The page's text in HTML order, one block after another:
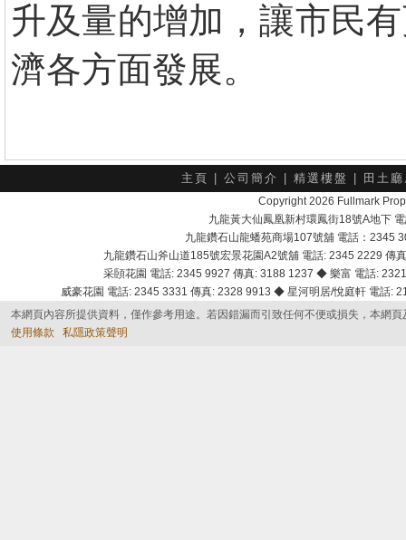
升及量的增加，讓市民
濟各方面發展。
主頁 公司簡介 精選樓盤 田土
Copyright 2026 Fullmark
九龍黃大仙鳳凰新村環鳳街18號A地下
九龍鑽石山龍蟠苑商場107號舖 電話：2345
九龍鑽石山斧山道185號宏景花園A2號舖 電話: 2345 2229
采頣花園 電話: 2345 9927 傳真: 3188 1237 ◆ 樂富 電話:
威豪花園 電話: 2345 3331 傳真: 2328 9913 ◆ 星河明居/悅庭軒 電話
本網頁內容所提供資料，僅作參考用途。若因錯漏而引致任何不便或損失，本網
使用條款
私隱政策聲明